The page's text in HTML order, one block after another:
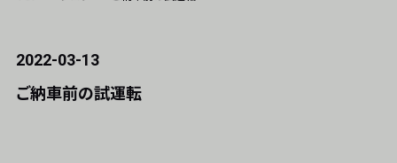
2022-03-13
ご納車前の試運転